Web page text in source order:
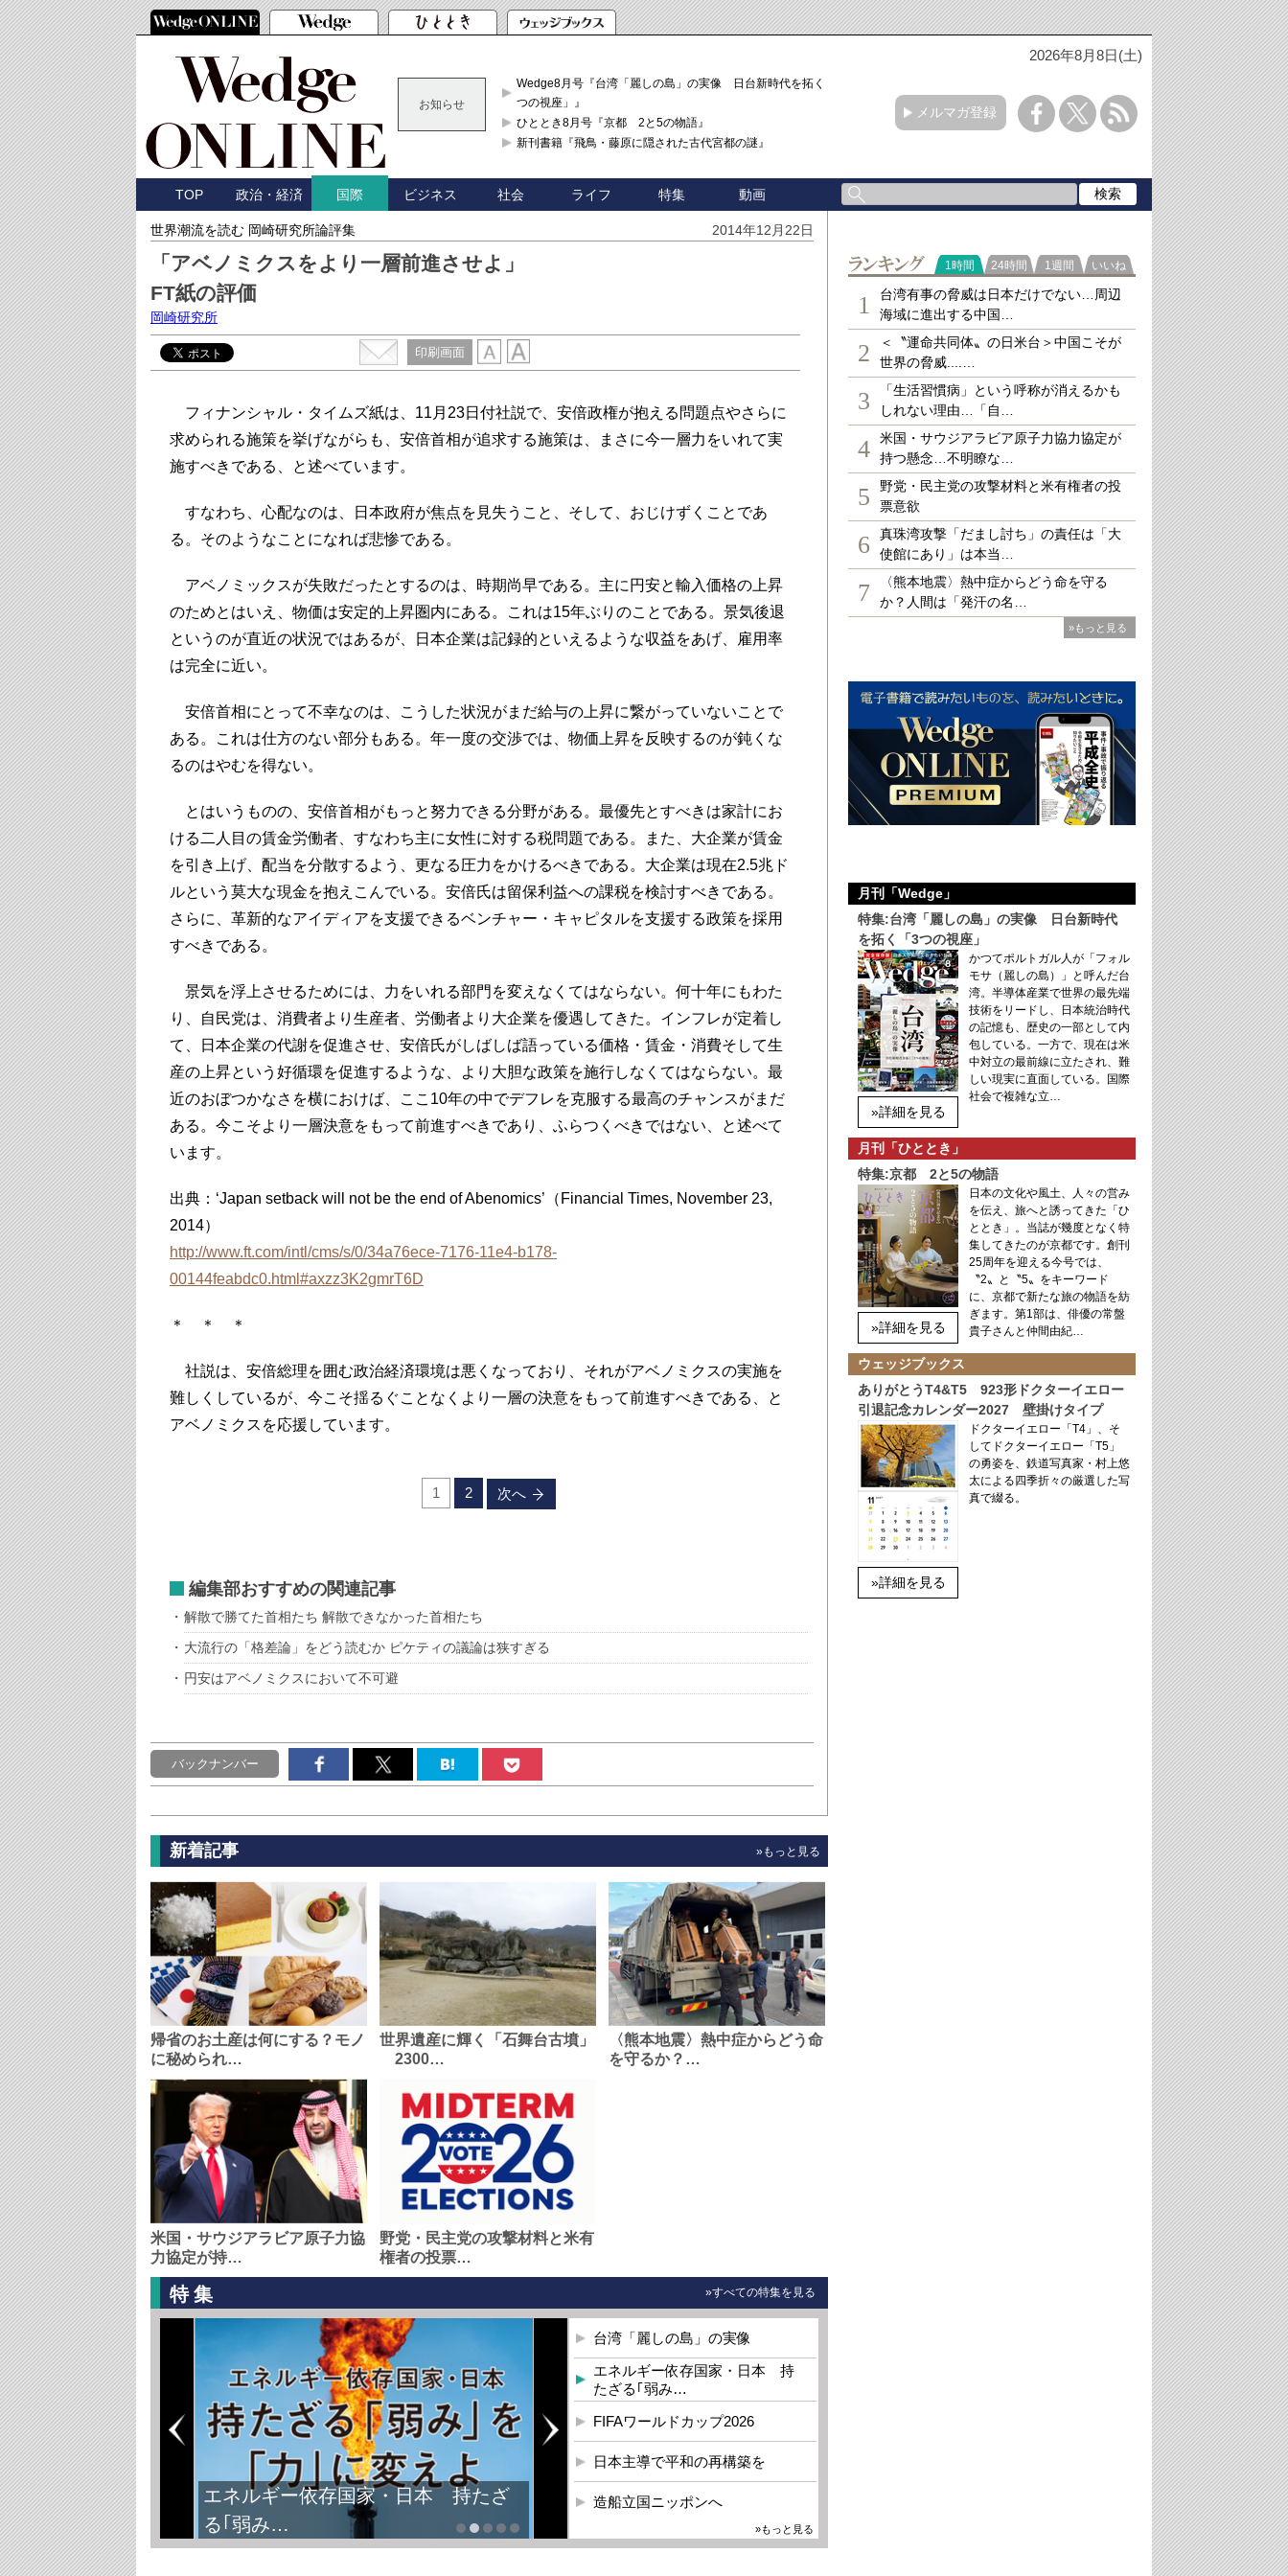
2026年8月8日(土)
お知らせ
Wedge8月号『台湾「麗しの島」の実像 日台新時代を拓く「3
つの視座」』
ひととき8月号『京都 2と5の物語』
新刊書籍『飛鳥・藤原に隠された古代宮都の謎』
メルマガ登録
TOP 政治・経済 国際 ビジネス 社会 ライフ 特集 動画
世界潮流を読む 岡崎研究所論評集 2014年12月22日
「アベノミクスをより一層前進させよ」
FT紙の評価
岡崎研究所
印刷画面
フィナンシャル・タイムズ紙は、11月23日付社説で、安倍政権が抱える問題点やさらに
求められる施策を挙げながらも、安倍首相が追求する施策は、まさに今一層力をいれて実
施すべきである、と述べています。
すなわち、心配なのは、日本政府が焦点を見失うこと、そして、おじけずくことであ
る。そのようなことになれば悲惨である。
アベノミックスが失敗だったとするのは、時期尚早である。主に円安と輸入価格の上昇
のためとはいえ、物価は安定的上昇圏内にある。これは15年ぶりのことである。景気後退
というのが直近の状況ではあるが、日本企業は記録的といえるような収益をあげ、雇用率
は完全に近い。
安倍首相にとって不幸なのは、こうした状況がまだ給与の上昇に繋がっていないことで
ある。これは仕方のない部分もある。年一度の交渉では、物価上昇を反映するのが鈍くな
るのはやむを得ない。
とはいうものの、安倍首相がもっと努力できる分野がある。最優先とすべきは家計にお
ける二人目の賃金労働者、すなわち主に女性に対する税問題である。また、大企業が賃金
を引き上げ、配当を分散するよう、更なる圧力をかけるべきである。大企業は現在2.5兆ド
ルという莫大な現金を抱えこんでいる。安倍氏は留保利益への課税を検討すべきである。
さらに、革新的なアイディアを支援できるベンチャー・キャピタルを支援する政策を採用
すべきである。
景気を浮上させるためには、力をいれる部門を変えなくてはならない。何十年にもわた
り、自民党は、消費者より生産者、労働者より大企業を優遇してきた。インフレが定着し
て、日本企業の代謝を促進させ、安倍氏がしばしば語っている価格・賃金・消費そして生
産の上昇という好循環を促進するような、より大胆な政策を施行しなくてはならない。最
近のおぼつかなさを横におけば、ここ10年の中でデフレを克服する最高のチャンスがまだ
ある。今こそより一層決意をもって前進すべきであり、ふらつくべきではない、と述べて
います。
出典：‘Japan setback will not be the end of Abenomics’（Financial Times, November 23,
2014）
http://www.ft.com/intl/cms/s/0/34a76ece-7176-11e4-b178-
00144feabdc0.html#axzz3K2gmrT6D
＊ ＊ ＊
社説は、安倍総理を囲む政治経済環境は悪くなっており、それがアベノミクスの実施を
難しくしているが、今こそ揺るぐことなくより一層の決意をもって前進すべきである、と
アベノミクスを応援しています。
1 2 次へ
編集部おすすめの関連記事
解散で勝てた首相たち 解散できなかった首相たち
大流行の「格差論」をどう読むか ピケティの議論は狭すぎる
円安はアベノミクスにおいて不可避
バックナンバー
新着記事 »もっと見る
帰省のお土産は何にする？モノ
に秘められ…
世界遺産に輝く「石舞台古墳」
2300…
〈熊本地震〉熱中症からどう命
を守るか？…
米国・サウジアラビア原子力協
力協定が持…
野党・民主党の攻撃材料と米有
権者の投票…
特集 »すべての特集を見る
エネルギー依存国家・日本 持たざ
る｢弱み…
台湾「麗しの島」の実像
エネルギー依存国家・日本 持
たざる｢弱み…
FIFAワールドカップ2026
日本主導で平和の再構築を
造船立国ニッポンへ
»もっと見る
ランキング
1時間 24時間 1週間 いいね
1
台湾有事の脅威は日本だけでない…周辺
海域に進出する中国…
2
＜〝運命共同体〟の日米台＞中国こそが
世界の脅威....…
3
「生活習慣病」という呼称が消えるかも
しれない理由…「自…
4
米国・サウジアラビア原子力協力協定が
持つ懸念…不明瞭な…
5
野党・民主党の攻撃材料と米有権者の投
票意欲
6
真珠湾攻撃「だまし討ち」の責任は「大
使館にあり」は本当…
7
〈熊本地震〉熱中症からどう命を守る
か？人間は「発汗の名…
»もっと見る
月刊「Wedge」
特集:台湾「麗しの島」の実像 日台新時代
を拓く「3つの視座」
»詳細を見る
かつてポルトガル人が「フォル
モサ（麗しの島）」と呼んだ台
湾。半導体産業で世界の最先端
技術をリードし、日本統治時代
の記憶も、歴史の一部として内
包している。一方で、現在は米
中対立の最前線に立たされ、難
しい現実に直面している。国際
社会で複雑な立…
月刊「ひととき」
特集:京都 2と5の物語
»詳細を見る
日本の文化や風土、人々の営み
を伝え、旅へと誘ってきた「ひ
ととき」。当誌が幾度となく特
集してきたのが京都です。創刊
25周年を迎える今号では、
〝2〟と〝5〟をキーワード
に、京都で新たな旅の物語を紡
ぎます。第1部は、俳優の常盤
貴子さんと仲間由紀…
ウェッジブックス
ありがとうT4&T5 923形ドクターイエロー
引退記念カレンダー2027 壁掛けタイプ
»詳細を見る
ドクターイエロー「T4」、そ
してドクターイエロー「T5」
の勇姿を、鉄道写真家・村上悠
太による四季折々の厳選した写
真で綴る。